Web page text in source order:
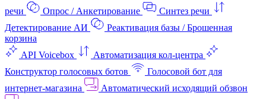
речи
Опрос / Анкетирование
Синтез речи
Детектирование АИ
Реактивация базы / Брошенная
корзина
API Voicebox
Автоматизация кол‑центра
Конструктор голосовых ботов
Голосовой бот для
интернет‑магазина
Автоматический исходящий обзвон